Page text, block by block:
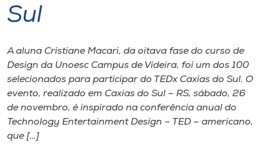
Portal de Ensino
A
Unoesc
Internacionalização
I.nova
Sul
A aluna Cristiane Macari, da oitava fase do curso de
Design da Unoesc Campus de Videira, foi um dos 100
selecionados para participar do TEDx Caxias do Sul. O
evento, realizado em Caxias do Sul – RS, sábado, 26
de novembro, é inspirado na conferência anual do
Technology Entertainment Design – TED – americano,
que […]